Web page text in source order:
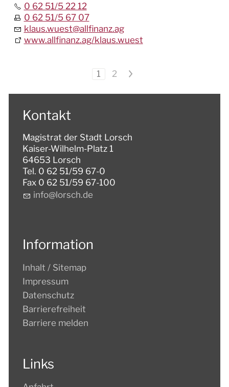
0 62 51/5 22 12
0 62 51/5 67 07
klaus.wuest@allfinanz.ag
www.allfinanz.ag/klaus.wuest
1 2 >
Kontakt
Magistrat der Stadt Lorsch
Kaiser-Wilhelm-Platz 1
64653 Lorsch
Tel. 0 62 51/59 67-0
Fax 0 62 51/59 67-100
nf
l rsch d
Information
Inhalt / Sitemap
Impressum
Datenschutz
Barrierefreiheit
Barriere melden
Links